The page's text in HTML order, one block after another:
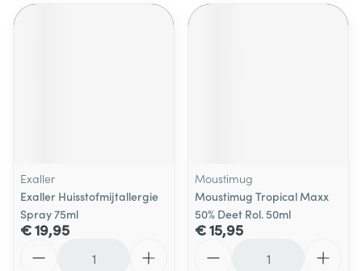
Exaller
Exaller Huisstofmijtallergie
Spray 75ml
€ 19,95
Moustimug
Moustimug Tropical Maxx
50% Deet Rol. 50ml
€ 15,95